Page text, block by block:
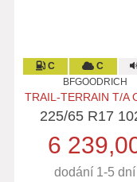
C C
BFGOODRICH
TRAIL-TERRAIN T/A
225/65 R17
6
dodání 1-5 dní